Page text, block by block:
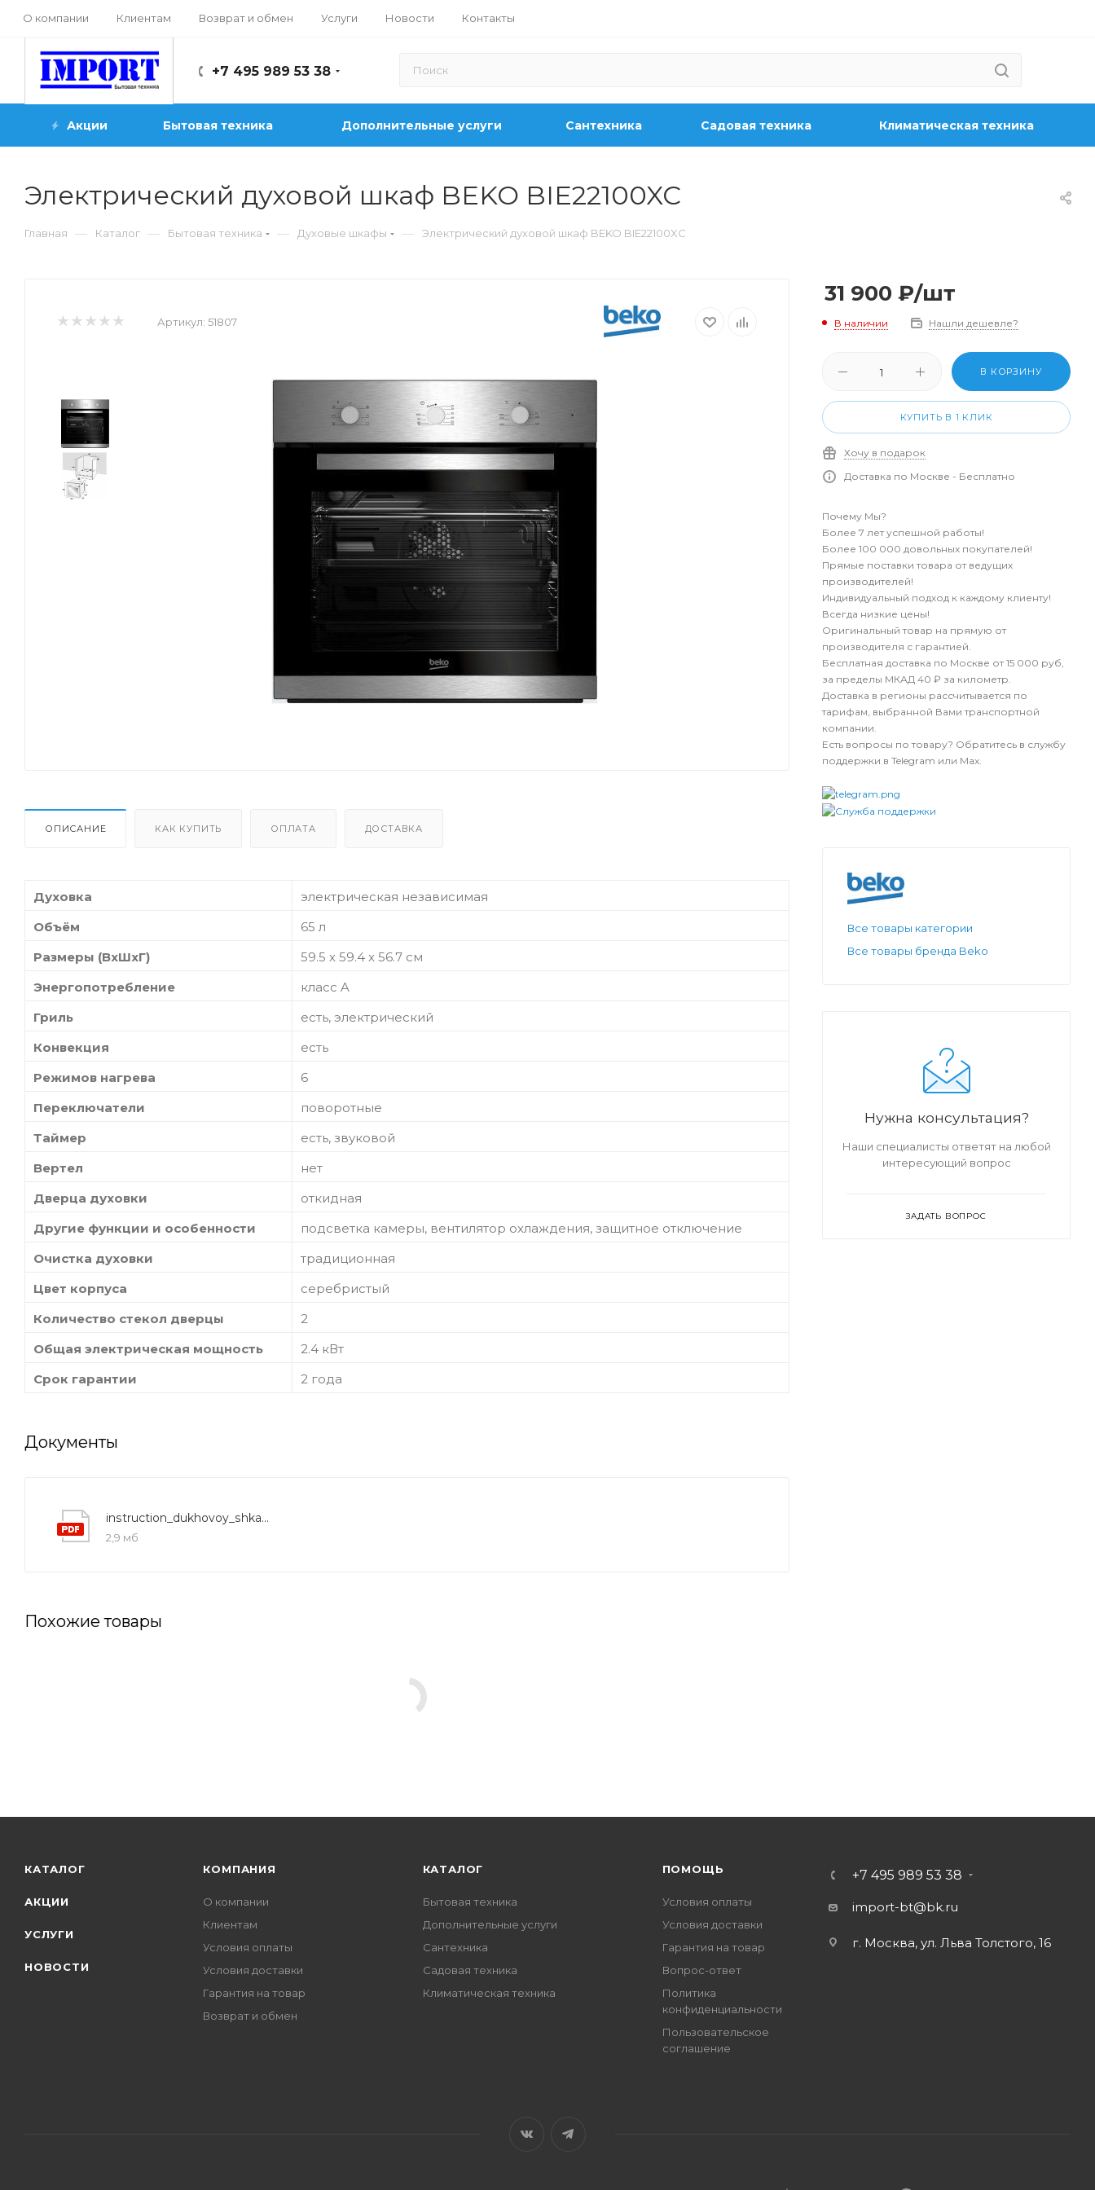
О компании Клиентам Возврат и обмен Услуги Новости Контакты
+7 495 989 53 38
Акции Бытовая техника Дополнительные услуги Сантехника Садовая техника Климатическая техника
Электрический духовой шкаф BEKO BIE22100XC
Главная — Каталог — Бытовая техника — Духовые шкафы — Электрический духовой шкаф BEKO BIE22100XC
Артикул: 51807
ОПИСАНИЕ КАК КУПИТЬ ОПЛАТА ДОСТАВКА
Духовка
электрическая независимая
Объём
65 л
Размеры (ВхШхГ)
59.5 х 59.4 x 56.7 см
Энергопотребление
класс A
Гриль
есть, электрический
Конвекция
есть
Режимов нагрева
6
Переключатели
поворотные
Таймер
есть, звуковой
Вертел
нет
Дверца духовки
откидная
Другие функции и особенности
подсветка камеры, вентилятор охлаждения, защитное отключение
Очистка духовки
традиционная
Цвет корпуса
серебристый
Количество стекол дверцы
2
Общая электрическая мощность
2.4 кВт
Срок гарантии
2 года
Документы
instruction_dukhovoy_shkaf_beko_bie_22100_xc
2,9 мб
Похожие товары
31 900 ₽/шт
В наличии Нашли дешевле?
В КОРЗИНУ
КУПИТЬ В 1 КЛИК
Хочу в подарок
Доставка по Москве - Бесплатно
Почему Мы?
Более 7 лет успешной работы!
Более 100 000 довольных покупателей!
Прямые поставки товара от ведущих
производителей!
Индивидуальный подход к каждому клиенту!
Всегда низкие цены!
Оригинальный товар на прямую от
производителя с гарантией.
Бесплатная доставка по Москве от 15 000 руб,
за пределы МКАД 40 ₽ за километр.
Доставка в регионы рассчитывается по
тарифам, выбранной Вами транспортной
компании.
Есть вопросы по товару? Обратитесь в службу
поддержки в Telegram или Max.
Все товары категории
Все товары бренда Beko
Нужна консультация?
Наши специалисты ответят на любой
интересующий вопрос
ЗАДАТЬ ВОПРОС
КАТАЛОГ
АКЦИИ
УСЛУГИ
НОВОСТИ
КОМПАНИЯ
О компании
Клиентам
Условия оплаты
Условия доставки
Гарантия на товар
Возврат и обмен
КАТАЛОГ
Бытовая техника
Дополнительные услуги
Сантехника
Садовая техника
Климатическая техника
ПОМОЩЬ
Условия оплаты
Условия доставки
Гарантия на товар
Вопрос-ответ
Политика
конфиденциальности
Пользовательское
соглашение
+7 495 989 53 38
import-bt@bk.ru
г. Москва, ул. Льва Толстого, 16